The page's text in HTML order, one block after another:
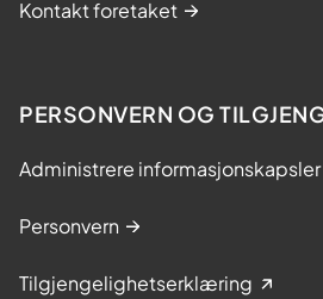
Kontakt foretaket
PERSONVERN OG
Administrere informasjonskapsler
Personvern
Tilgjengelighetserklæring